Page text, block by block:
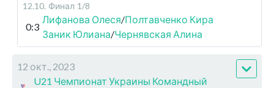
12.10. Финал 1/8
0:3
Лифанова Олеся/Полтавченко Кира
Заник Юлиана/Чернявская Алина
12 окт., 2023
U21 Чемпионат Украины Командный